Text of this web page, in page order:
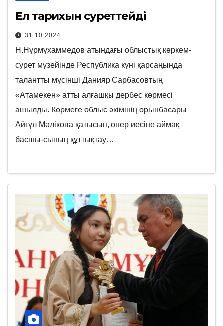
Ел тарихын суреттейді
31.10.2024
Н.Нұрмұхаммедов атындағы облыстық көркем-
сурет музейінде Республика күні қарсаңында
талантты мүсінші Данияр Сарбасовтың
«Атамекен» атты алғашқы дербес көрмесі
ашылды. Көрмеге облыс әкімінің орынбасары
Айгүл Мәлікова қатысып, өнер иесіне аймақ
басшы-сының құттықтау…